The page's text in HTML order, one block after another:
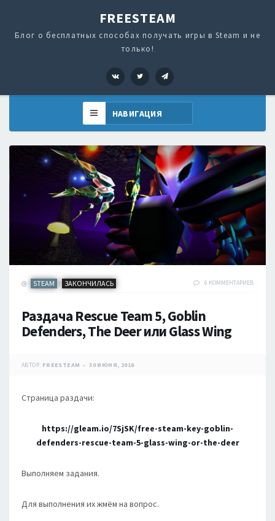
FREESTEAM
Блог о бесплатных способах получать игры в Steam и не
только!
VK Twitter
STEAM / ЗАКОНЧИЛАСЬ 6 КОММЕНТАРИЕВ
Раздача Rescue Team 5, Goblin
Defenders, The Deer или Glass Wing
АВТОР: FREESTEAM 30 ИЮНЯ, 2016
Страница раздачи:
https://gleam.io/7SjSK/free-steam-key-goblin-
defenders-rescue-team-5-glass-wing-or-the-deer
Выполняем задания.
Для выполнения их жмём на вопрос.